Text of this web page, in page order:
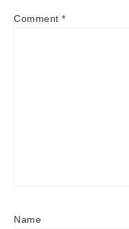
Comment *
Name